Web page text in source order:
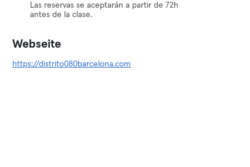
Las reservas se aceptarán a partir de 72h
antes de la clase.
Webseite
https://distrito080barcelona.com